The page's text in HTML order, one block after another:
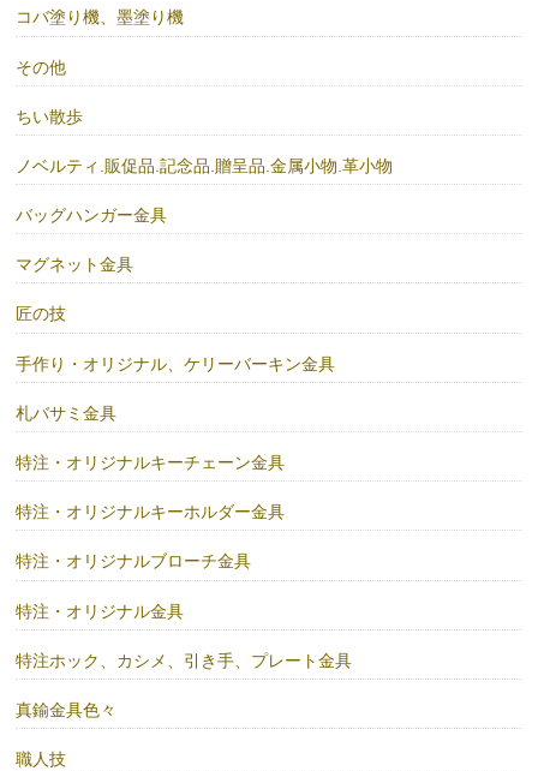
コバ塗り機、墨塗り機
その他
ちい散歩
ノベルティ.販促品.記念品.贈呈品.金属小物.革小物
バッグハンガー金具
マグネット金具
匠の技
手作り・オリジナル、ケリーバーキン金具
札バサミ金具
特注・オリジナルキーチェーン金具
特注・オリジナルキーホルダー金具
特注・オリジナルブローチ金具
特注・オリジナル金具
特注ホック、カシメ、引き手、プレート金具
真鍮金具色々
職人技